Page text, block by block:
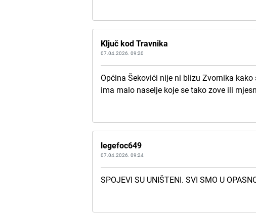
Ključ kod Travnika
07.04.2026. 09:20
Općina Šekovići nije ni blizu Zvornika
ima malo naselje koje se tako zove ili
legefoc649
07.04.2026. 09:24
SPOJEVI SU UNIŠTENI. SVI SMO U